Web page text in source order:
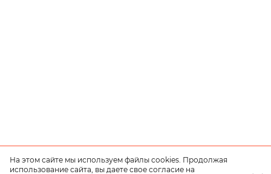
На этом сайте мы используем файлы cookies. Продолжая
использование сайта, вы даете свое согласие на